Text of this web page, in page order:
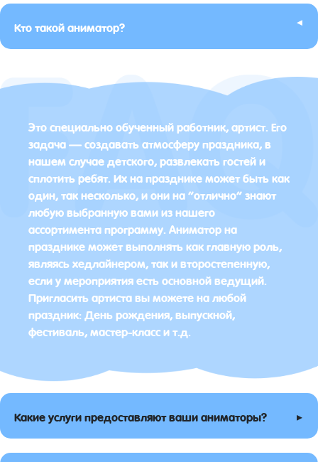
Кто такой аниматор? ▸
Это специально обученный работник, артист. Его
задача — создавать атмосферу праздника, в
нашем случае детского, развлекать гостей и
сплотить ребят. Их на празднике может быть как
один, так несколько, и они на “отлично” знают
любую выбранную вами из нашего
ассортимента программу. Аниматор на
празднике может выполнять как главную роль,
являясь хедлайнером, так и второстепенную,
если у мероприятия есть основной ведущий.
Пригласить артиста вы можете на любой
праздник: День рождения, выпускной,
фестиваль, мастер-класс и т.д.
Какие услуги предоставляют ваши аниматоры? ▸